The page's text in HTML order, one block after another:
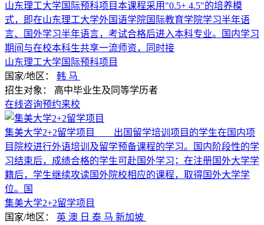
山东理工大学国际预科项目本课程采用"0.5+ 4.5"的培养模
式，即在山东理工大学外国语学院国际教育学院学习半年语
言、国外学习半年语言，考试合格后进入本科专业。国内学习
期间与在校本科生共享一流师资，同时接
山东理工大学国际预科项目
国家/地区： 韩 马
招生对象： 高中毕业生及同等学历者
在线咨询预约来校
集美大学2+2留学项目 出国留学培训项目的学生在国内项
目院校进行外语培训及留学预备课程的学习。国内阶段性的学
习结束后，成绩合格的学生可赴国外学习；在注册国外大学学
籍后，学生继续攻读国外院校相应的课程，取得国外大学学
位。国
集美大学2+2留学项目
国家/地区： 英 澳 日 泰 马 新加坡